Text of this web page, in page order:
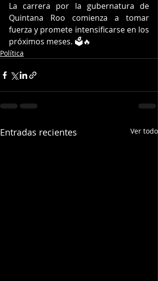
La carrera por la gubernatura de
Quintana Roo comienza a tomar
fuerza y promete intensificarse en los
próximos meses. 🗳️🔥
Política
Entradas recientes Ver todo